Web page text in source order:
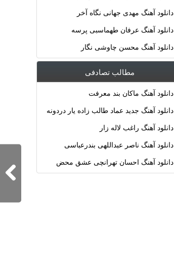
دانلود آهنگ مهدی جهانی نگاه آخر
دانلود آهنگ عرفان طهماسبی پرسه
دانلود آهنگ محسن چاوشی نگار
مطالب تصادفی
دانلود آهنگ ماکان بند معرفت
دانلود آهنگ جدید عماد طالب زاده یار دردونه
دانلود آهنگ راغب لاله زار
دانلود آهنگ ناصر عبداللهی بندرعباسی
دانلود آهنگ احسان تهرانچی عشق محض